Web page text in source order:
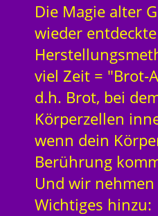
Die Magie alter
wieder entdeckte
viel Zeit = "Brot-
d.h. Brot, bei
Körperzellen
wenn dein
Berührung
Und wir
Wichtiges hinzu: